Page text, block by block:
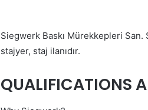
Siegwerk Baskı Mürekkepleri
stajyer, staj ilanıdır.
QUALIFICATIONS